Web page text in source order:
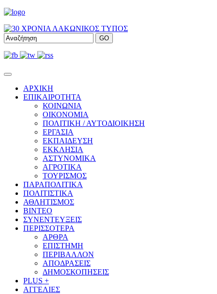
ΑΡΧΙΚΗ
ΕΠΙΚΑΙΡΟΤΗΤΑ
ΚΟΙΝΩΝΙΑ
ΟΙΚΟΝΟΜΙΑ
ΠΟΛΙΤΙΚΗ / ΑΥΤΟΔΙΟΙΚΗΣΗ
ΕΡΓΑΣΙΑ
ΕΚΠΑΙΔΕΥΣΗ
ΕΚΚΛΗΣΙΑ
ΑΣΤΥΝΟΜΙΚΑ
ΑΓΡΟΤΙΚΑ
ΤΟΥΡΙΣΜΟΣ
ΠΑΡΑΠΟΛΙΤΙΚΑ
ΠΟΛΙΤΙΣΤΙΚΑ
ΑΘΛΗΤΙΣΜΟΣ
ΒΙΝΤΕΟ
ΣΥΝΕΝΤΕΥΞΕΙΣ
ΠΕΡΙΣΣΟΤΕΡΑ
ΑΡΘΡΑ
ΕΠΙΣΤΗΜΗ
ΠΕΡΙΒΑΛΛΟΝ
ΑΠΟΔΡΑΣΕΙΣ
ΔΗΜΟΣΚΟΠΗΣΕΙΣ
PLUS +
ΑΓΓΕΛΙΕΣ